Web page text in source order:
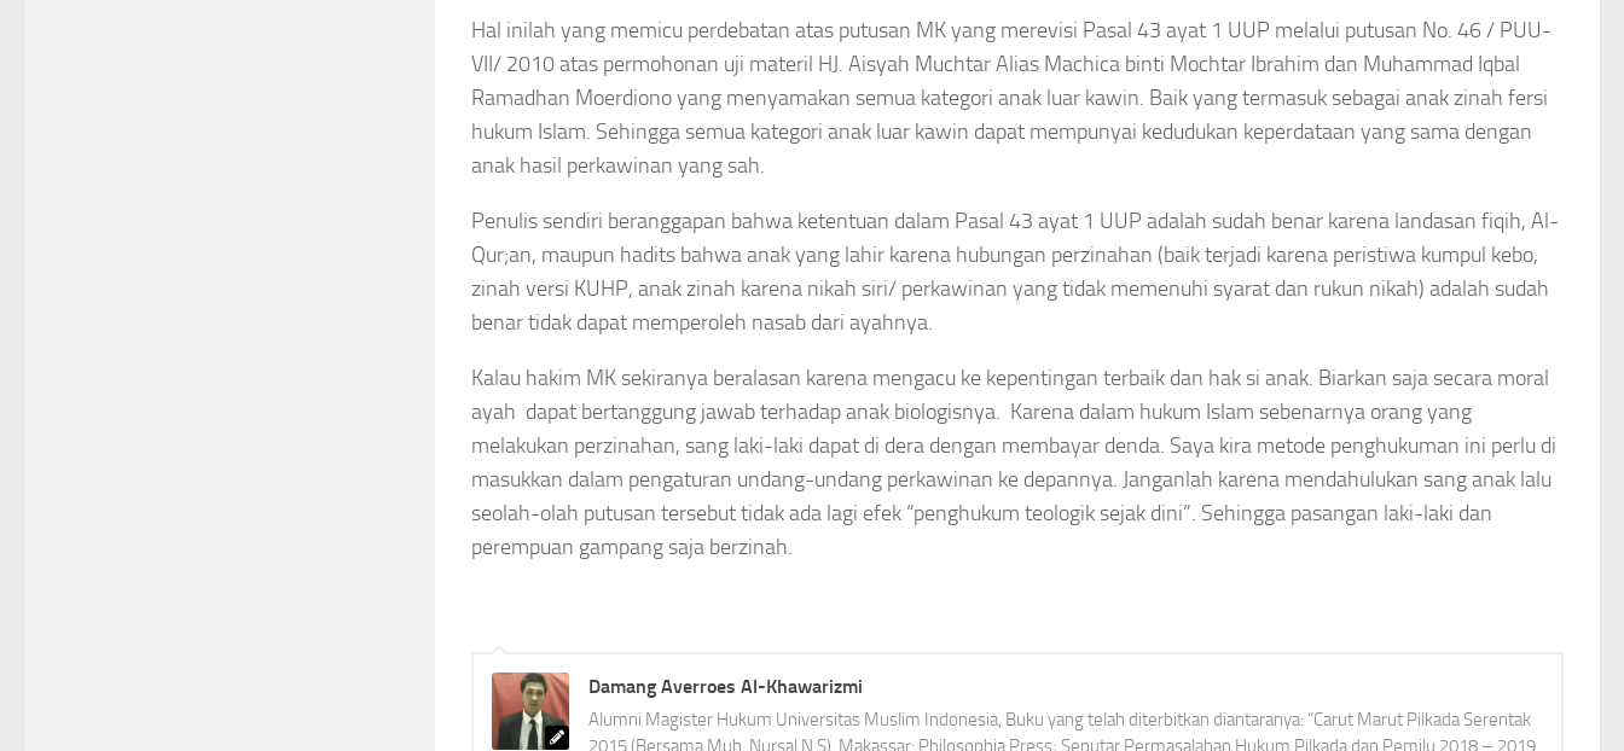
Hal inilah yang memicu perdebatan atas putusan MK yang merevisi Pasal 43 ayat 1 UUP melalui putusan No. 46 / PUU-
VII/ 2010 atas permohonan uji materil HJ. Aisyah Muchtar Alias Machica binti Mochtar Ibrahim dan Muhammad Iqbal
Ramadhan Moerdiono yang menyamakan semua kategori anak luar kawin. Baik yang termasuk sebagai anak zinah fersi
hukum Islam. Sehingga semua kategori anak luar kawin dapat mempunyai kedudukan keperdataan yang sama dengan
anak hasil perkawinan yang sah.
Penulis sendiri beranggapan bahwa ketentuan dalam Pasal 43 ayat 1 UUP adalah sudah benar karena landasan fiqih, Al-
Qur;an, maupun hadits bahwa anak yang lahir karena hubungan perzinahan (baik terjadi karena peristiwa kumpul kebo,
zinah versi KUHP, anak zinah karena nikah siri/ perkawinan yang tidak memenuhi syarat dan rukun nikah) adalah sudah
benar tidak dapat memperoleh nasab dari ayahnya.
Kalau hakim MK sekiranya beralasan karena mengacu ke kepentingan terbaik dan hak si anak. Biarkan saja secara moral
ayah dapat bertanggung jawab terhadap anak biologisnya. Karena dalam hukum Islam sebenarnya orang yang
melakukan perzinahan, sang laki-laki dapat di dera dengan membayar denda. Saya kira metode penghukuman ini perlu di
masukkan dalam pengaturan undang-undang perkawinan ke depannya. Janganlah karena mendahulukan sang anak lalu
seolah-olah putusan tersebut tidak ada lagi efek “penghukum teologik sejak dini”. Sehingga pasangan laki-laki dan
perempuan gampang saja berzinah.
Damang Averroes Al-Khawarizmi
Alumni Magister Hukum Universitas Muslim Indonesia, Buku yang telah diterbitkan diantaranya: “Carut Marut Pilkada Serentak
2015 (Bersama Muh. Nursal N.S), Makassar: Philosophia Press; Seputar Permasalahan Hukum Pilkada dan Pemilu 2018 – 2019